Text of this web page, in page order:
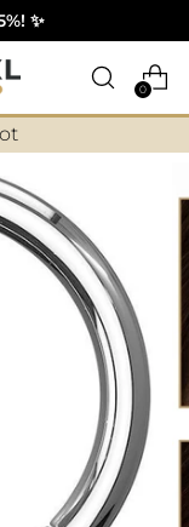
✨
0
✕